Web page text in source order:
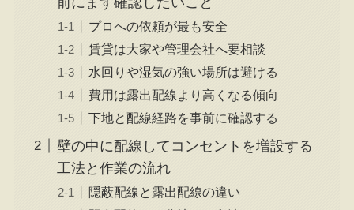
プロへの依頼が最も安全
賃貸は大家や管理会社へ要相談
水回りや湿気の強い場所は避ける
費用は露出配線より高くなる傾向
下地と配線経路を事前に確認する
壁の中に配線してコンセントを増設する
工法と作業の流れ
隠蔽配線と露出配線の違い